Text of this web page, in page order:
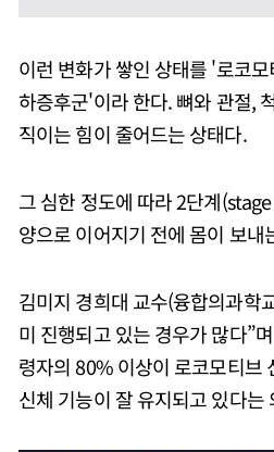
이런 변화가 쌓인 상태를 '로코
하증후군'이라 한다. 뼈와 관절,
직이는 힘이 줄어드는 상태다.
그 심한 정도에 따라 2단계
양으로 이어지기 전에 몸이 보
김미지 경희대 교수(융합의과학
미 진행되고 있는 경우가 많다”
령자의 80% 이상이 로코모티브
신체 기능이 잘 유지되고 있다는